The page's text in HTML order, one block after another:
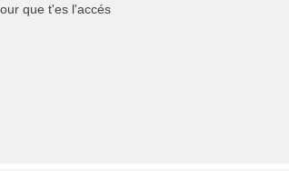
que t'es l'accés